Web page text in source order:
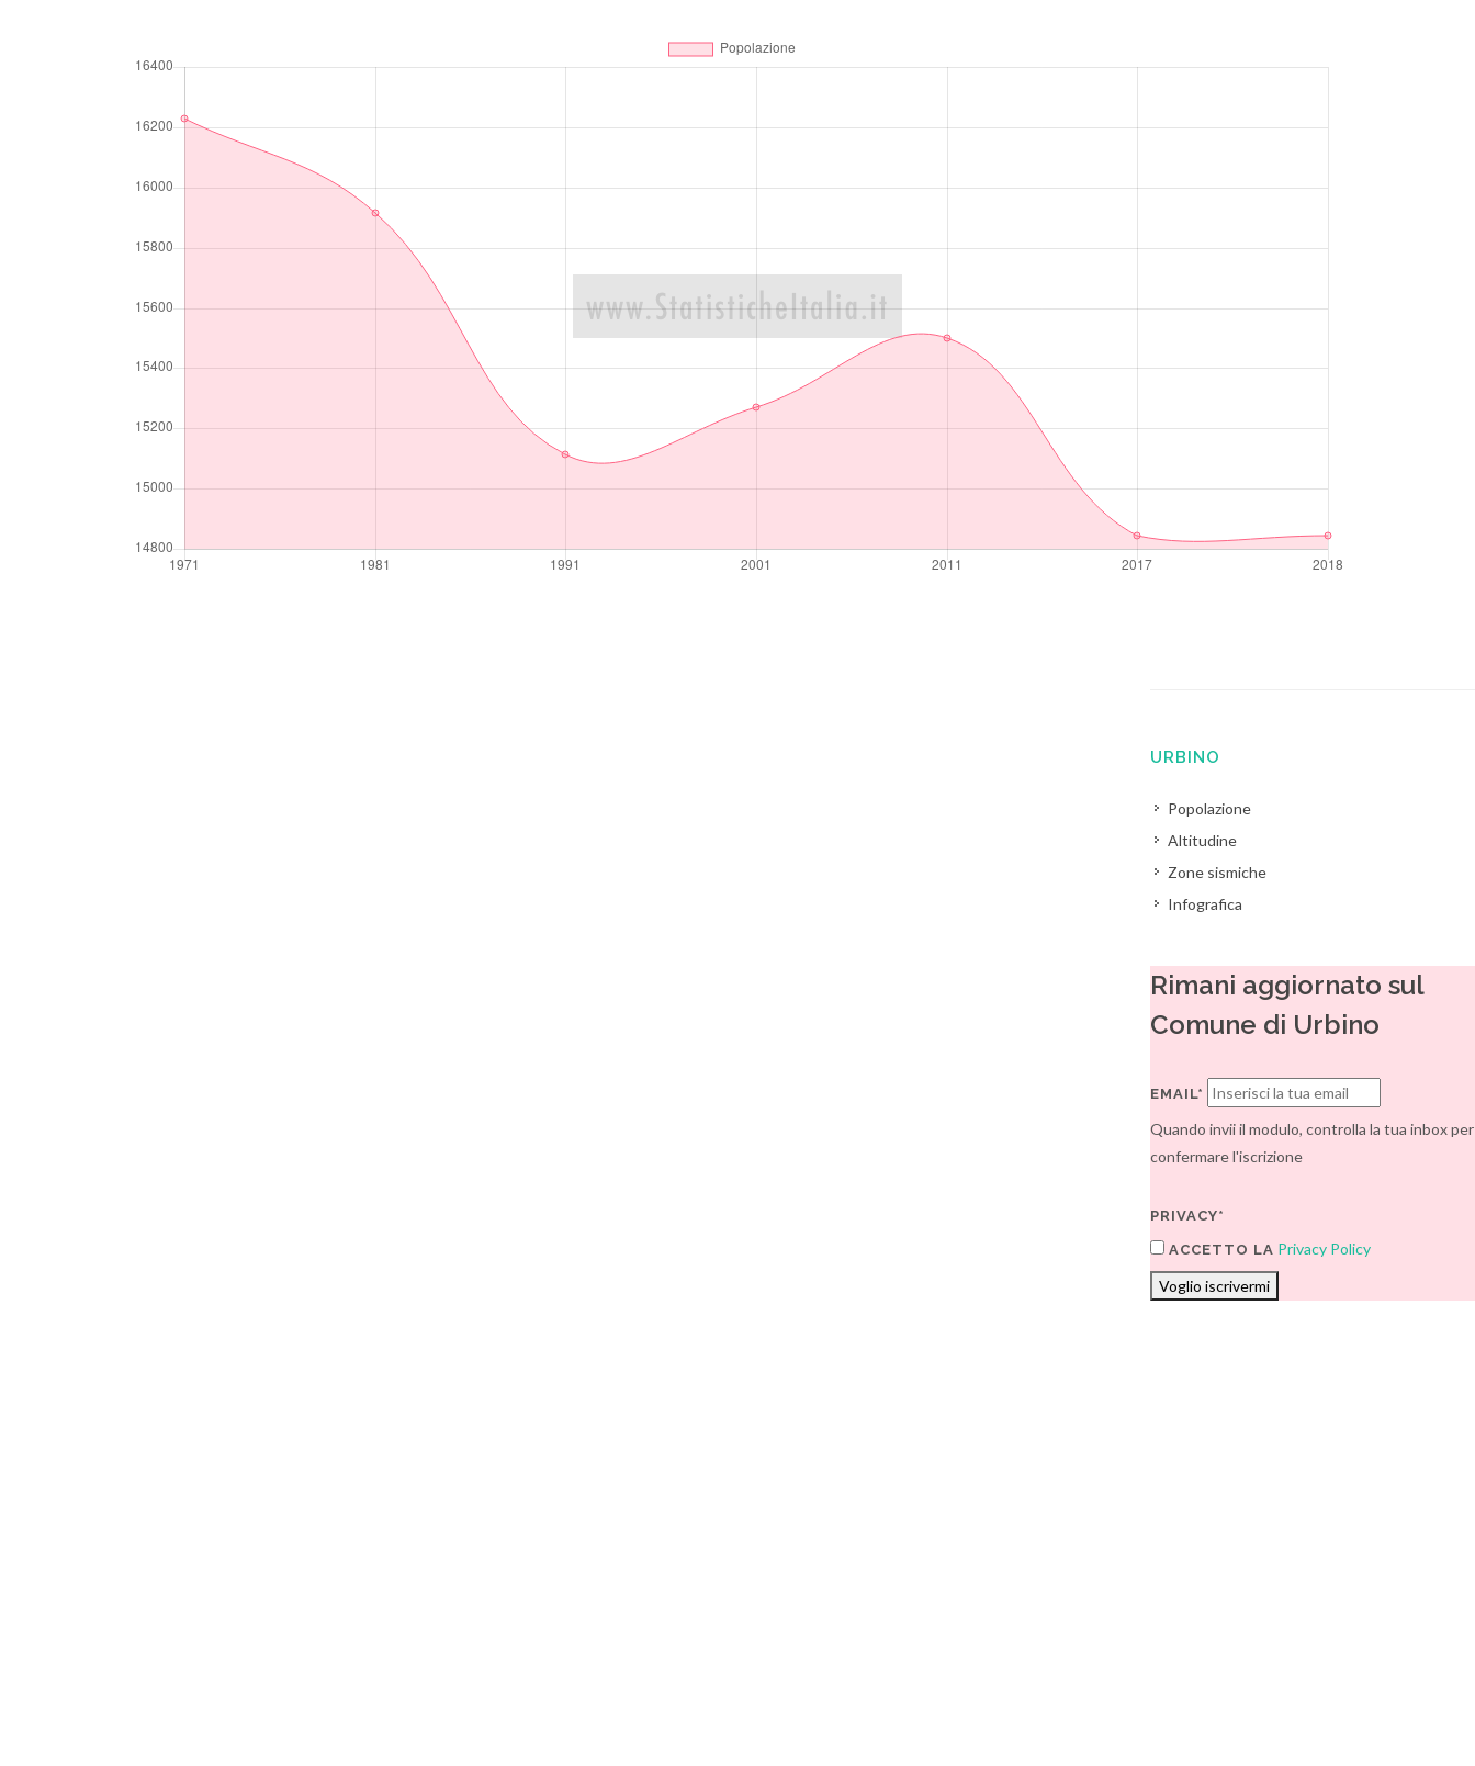
URBINO
Popolazione
Altitudine
Zone sismiche
Infografica
Rimani aggiornato sul
Comune di Urbino
EMAIL*
Quando invii il modulo, controlla la tua inbox per
confermare l'iscrizione
PRIVACY*
ACCETTO LA Privacy Policy
Voglio iscrivermi